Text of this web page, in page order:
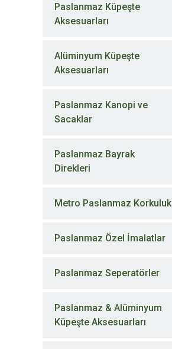
Paslanmaz Küpeşte
Aksesuarları
Alüminyum Küpeşte
Aksesuarları
Paslanmaz Kanopi ve
Sacaklar
Paslanmaz Bayrak
Direkleri
Metro Paslanmaz Korkuluk
Paslanmaz Özel İmalatlar
Paslanmaz Seperatörler
Paslanmaz & Alüminyum
Küpeşte Aksesuarları